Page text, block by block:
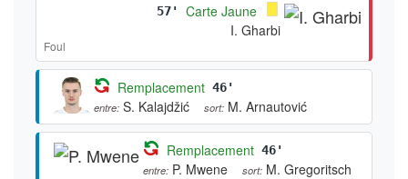
57'
Carte Jaune
I. Gharbi
Foul
Remplacement 46'
entre: S. Kalajdžić sort: M. Arnautović
Remplacement 46'
entre: P. Mwene sort: M. Gregoritsch